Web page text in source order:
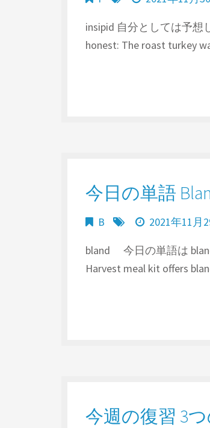
insipid 自分としては予想
honest: The roast turkey
今日の単語
B 2021年11月
bland 今日の単語は
Harvest meal kit offers
今週の復習 3